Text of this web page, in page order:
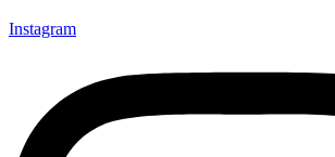
Instagram